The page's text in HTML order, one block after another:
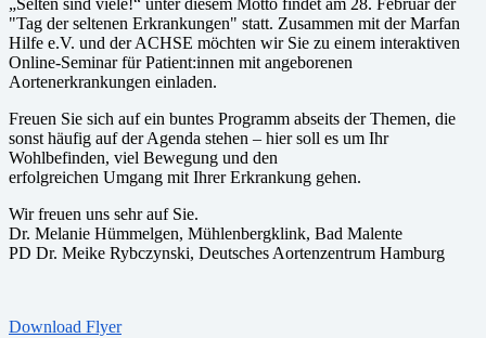
„Selten sind viele!“ unter diesem Motto findet am 28. Februar der
"Tag der seltenen Erkrankungen" statt. Zusammen mit der Marfan
Hilfe e.V. und der ACHSE möchten wir Sie zu einem interaktiven
Online-Seminar für Patient:innen mit angeborenen
Aortenerkrankungen einladen.
Freuen Sie sich auf ein buntes Programm abseits der Themen, die
sonst häufig auf der Agenda stehen – hier soll es um Ihr
Wohlbefinden, viel Bewegung und den
erfolgreichen Umgang mit Ihrer Erkrankung gehen.
Wir freuen uns sehr auf Sie.
Dr. Melanie Hümmelgen, Mühlenbergklink, Bad Malente
PD Dr. Meike Rybczynski, Deutsches Aortenzentrum Hamburg
Download Flyer